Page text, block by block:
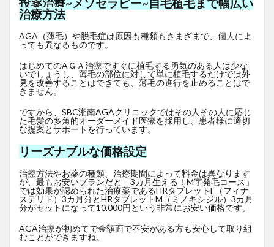
投薬治療~メソセラピー~自毛植毛まで幅広い
治療方法
AGA（薄毛）や脱毛症は原因も種類もさまざまで、個人によ
っても異なるものです。
はじめてのAＧＡ治療ですぐに植毛する勇気のある人は少な
いでしょうし、薄毛の部位に対して単に植毛するだけでは外
見を改善することはできても、薄毛の進行を止めることはで
きません。
ですから、SBC湘南AGAクリニックではその人その人に応じ
た毛髪の多角的オーダーメイド医療を採用し、患者様に適切
な提案とサポートを行っています。
リーズナブルな価格設定
治療方法やお薬の種類、治療期間によって料金は異なります
が、最もお安いプランだと「3カ月生える！M字発毛コース」
では効果が認められた治療薬であるHRタブレットF （フィナ
ステリド）3カ月分とHRタブレットM（ミノキシジル）3カ月
分がセットになって10,000円という非常にお安い価格です。
AGA治療が初めてで金額面で不安がある方も安心して取り組
むことができますね。